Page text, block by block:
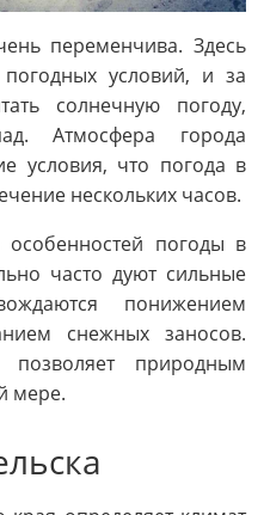
переменчива. Здесь
условий, и за
солнечную погоду,
Атмосфера города
условия, что погода в
нескольких часов.
погоды в
часто дуют сильные
понижением
снежных заносов.
позволяет природным
мере.